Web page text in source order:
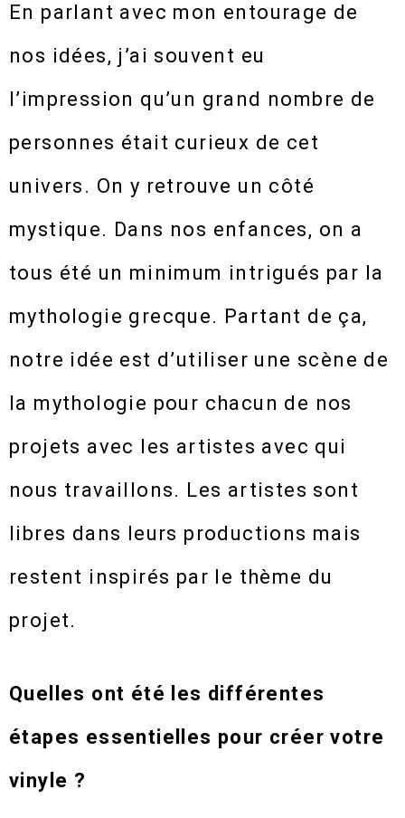
En parlant avec mon entourage de
nos idées, j’ai souvent eu
l’impression qu’un grand nombre de
personnes était curieux de cet
univers. On y retrouve un côté
mystique. Dans nos enfances, on a
tous été un minimum intrigués par la
mythologie grecque. Partant de ça,
notre idée est d’utiliser une scène de
la mythologie pour chacun de nos
projets avec les artistes avec qui
nous travaillons. Les artistes sont
libres dans leurs productions mais
restent inspirés par le thème du
projet.
Quelles ont été les différentes
étapes essentielles pour créer votre
vinyle ?